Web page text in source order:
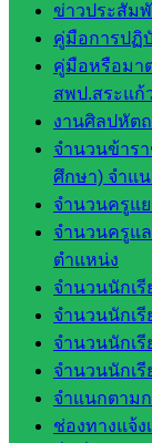
ข่าวประสัม
คู่มือการปฏิ
คู่มือหรือมา
สพป.สระแก้
งานศิลปหัต
จำนวนข้าร
ศึกษา) จำแ
จำนวนครูแ
จำนวนครูแ
ตำแหน่ง
จำนวนนักเรี
จำนวนนักเรี
จำนวนนักเรี
จำนวนนักเรี
จำแนกตาม
ช่องทางแจ้
เสริมการ
จัดการ
ศึกษา
กลุ่ม
บริหาร
งาน
บุคคล
กลุ่ม
พัฒนาครู
และบุ
คลากรฯ
กลุ่มนิ
เทศ
ติดตาม
และประ
เมินผลฯ